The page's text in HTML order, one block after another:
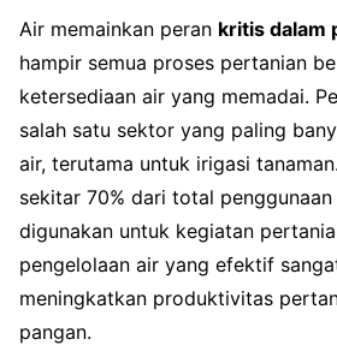
Air memainkan peran kritis dalam
hampir semua proses pertanian
ketersediaan air yang memadai.
salah satu sektor yang paling
air, terutama untuk irigasi
sekitar 70% dari total
digunakan untuk kegiatan
pengelolaan air yang efektif
meningkatkan produktivitas
pangan.